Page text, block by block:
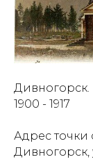
Дивногорск.
1900 - 1917
Адрес точки
Дивногорск,